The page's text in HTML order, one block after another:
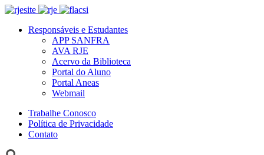
Responsáveis e Estudantes
APP SANFRA
AVA RJE
Acervo da Biblioteca
Portal do Aluno
Portal Aneas
Webmail
Trabalhe Conosco
Política de Privacidade
Contato